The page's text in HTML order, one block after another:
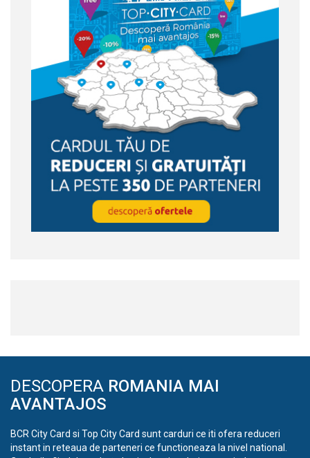
DESCOPERA ROMANIA MAI
AVANTAJOS
BCR City Card si Top City Card sunt carduri ce iti ofera reduceri
instant in reteaua de parteneri ce functioneaza la nivel national.